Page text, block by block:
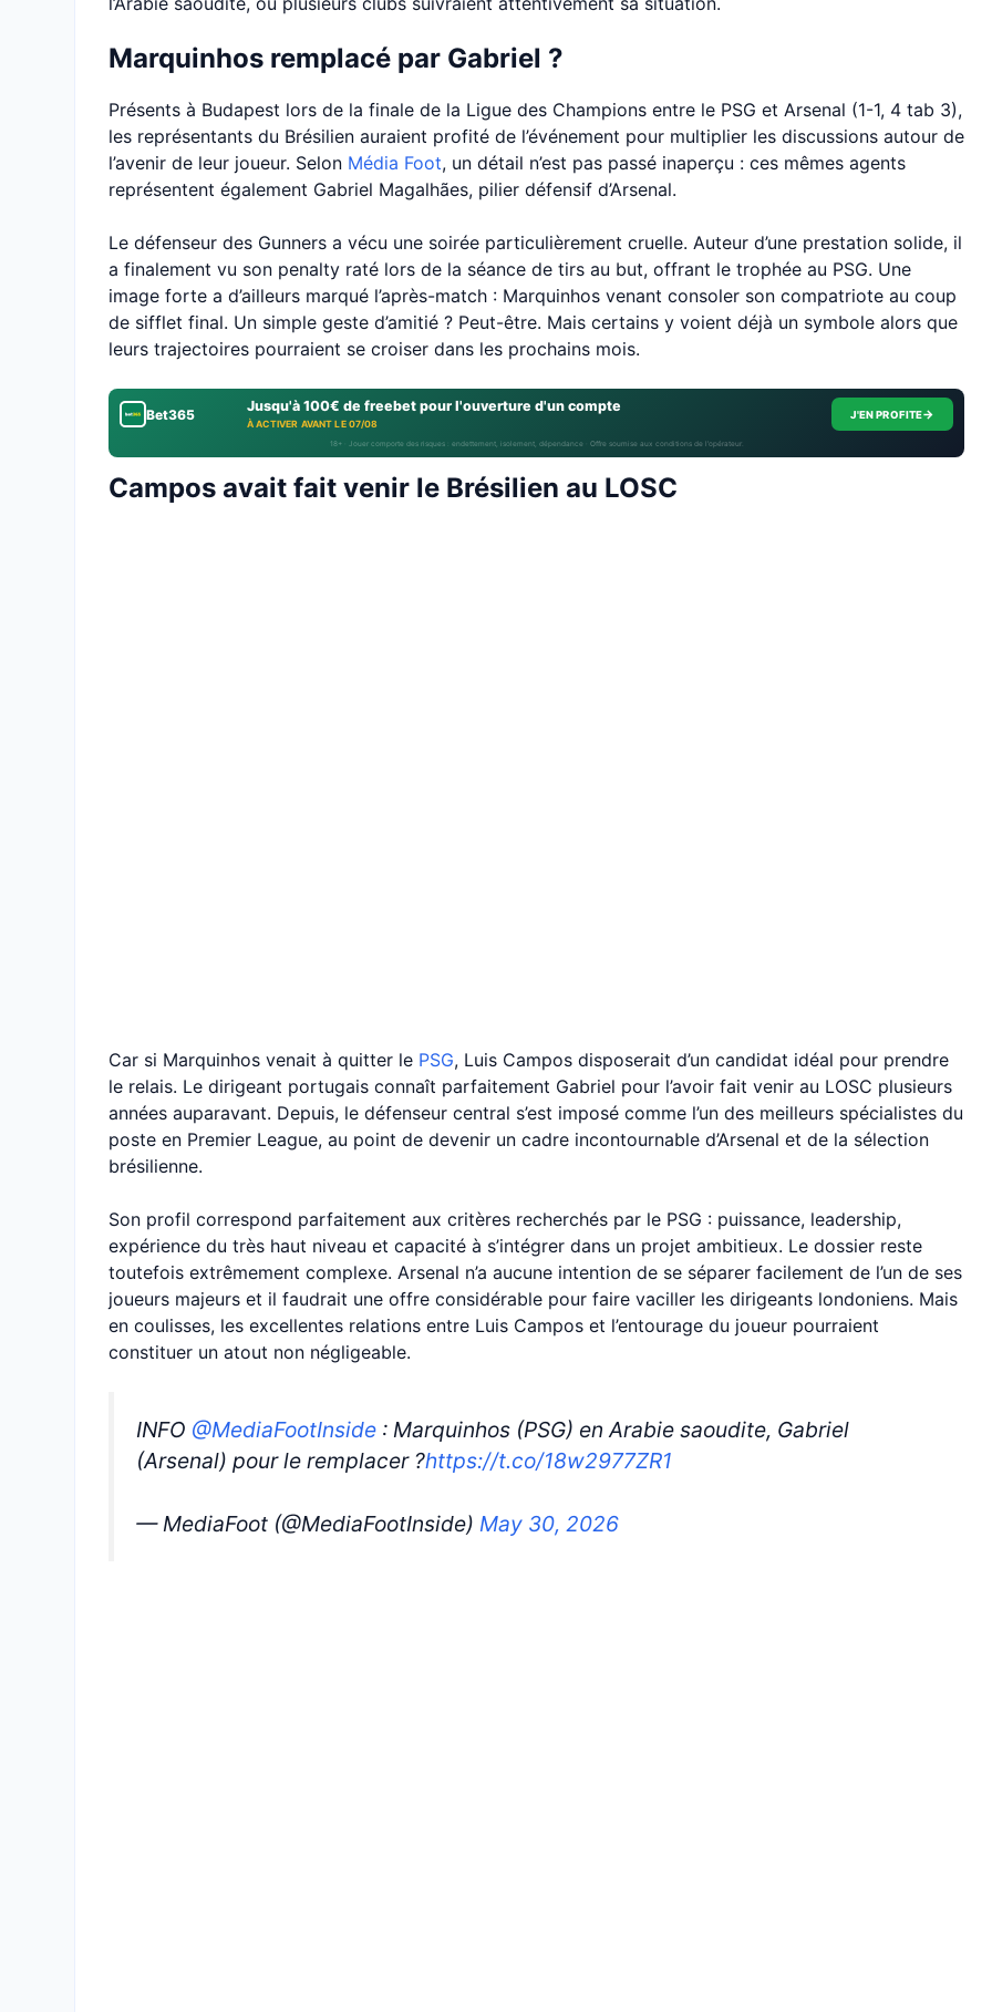
Marquinhos remplacé par Gabriel ?
Présents à Budapest lors de la finale de la Ligue des Champions entre le PSG et Arsenal (1-1, 4 tab 3),
les représentants du Brésilien auraient profité de l’événement pour multiplier les discussions autour de
l’avenir de leur joueur. Selon Média Foot, un détail n’est pas passé inaperçu : ces mêmes agents
représentent également Gabriel Magalhães, pilier défensif d’Arsenal.
Le défenseur des Gunners a vécu une soirée particulièrement cruelle. Auteur d’une prestation solide, il
a finalement vu son penalty raté lors de la séance de tirs au but, offrant le trophée au PSG. Une
image forte a d’ailleurs marqué l’après-match : Marquinhos venant consoler son compatriote au coup
de sifflet final. Un simple geste d’amitié ? Peut-être. Mais certains y voient déjà un symbole alors que
leurs trajectoires pourraient se croiser dans les prochains mois.
Bet365 Jusqu'à 100€ de freebet pour l'ouverture d'un compte
À ACTIVER AVANT LE 07/08
J'EN PROFITE→
18+ · Jouer comporte des risques : endettement, isolement, dépendance · Offre soumise aux conditions de l’opérateur.
Campos avait fait venir le Brésilien au LOSC
Car si Marquinhos venait à quitter le PSG, Luis Campos disposerait d’un candidat idéal pour prendre
le relais. Le dirigeant portugais connaît parfaitement Gabriel pour l’avoir fait venir au LOSC plusieurs
années auparavant. Depuis, le défenseur central s’est imposé comme l’un des meilleurs spécialistes du
poste en Premier League, au point de devenir un cadre incontournable d’Arsenal et de la sélection
brésilienne.
Son profil correspond parfaitement aux critères recherchés par le PSG : puissance, leadership,
expérience du très haut niveau et capacité à s’intégrer dans un projet ambitieux. Le dossier reste
toutefois extrêmement complexe. Arsenal n’a aucune intention de se séparer facilement de l’un de ses
joueurs majeurs et il faudrait une offre considérable pour faire vaciller les dirigeants londoniens. Mais
en coulisses, les excellentes relations entre Luis Campos et l’entourage du joueur pourraient
constituer un atout non négligeable.
INFO @MediaFootInside : Marquinhos (PSG) en Arabie saoudite, Gabriel
(Arsenal) pour le remplacer ?https://t.co/18w2977ZR1
— MediaFoot (@MediaFootInside) May 30, 2026